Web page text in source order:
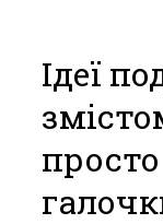
Ідеї